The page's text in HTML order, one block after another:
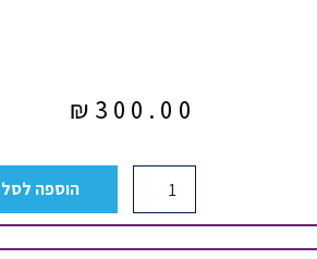
₪ 300.00
הוספה לסל